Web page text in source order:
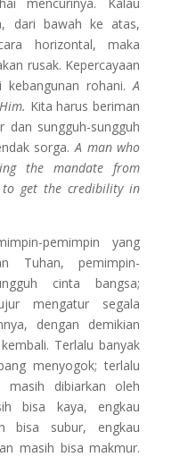
dari bawah ke atas,
horizontal, maka
rusak. Kepercayaan
kebangunan rohani.A
Kita harus beriman
dan sungguh-sungguh
sorga.A man who
the mandate from
get the credibility in
pemimpin yang
Tuhan, pemimpin-
cinta bangsa;
mengatur segala
dengan demikian
Terlalu banyak
menyogok; terlalu
masih dibiarkan oleh
bisa kaya, engkau
bisa subur, engkau
masih bisa makmur.